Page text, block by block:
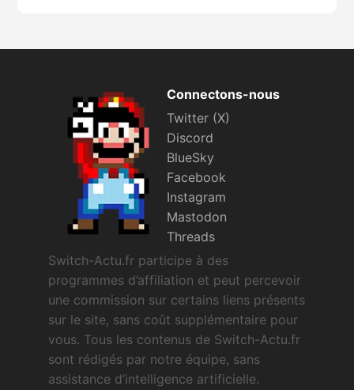
Connectons-nous
Twitter (X)
Discord
BlueSky
Facebook
Instagram
Mastodon
Threads
Switch-Actu.fr participe à des
programmes d’affiliation et peut percevoir
une commission sur certains liens présents
sur le site, sans coût supplémentaire pour
vous. Tous les contenus de Switch-Actu.fr
sont rédigés par notre équipe, sans
assistance d’intelligence artificielle.